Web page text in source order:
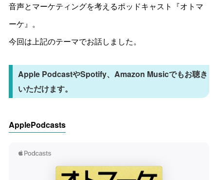
音声とマーケティングを考えるポッドキャスト『オトマ
ーケ』。
今回は上記のテーマでお話しました。
Apple PodcastやSpotify、Amazon Musicでもお聴き
いただけます。
ApplePodcasts